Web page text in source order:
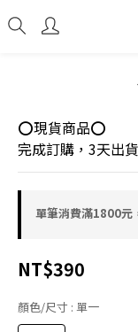
⭕現貨商品⭕
完成訂購，3天出
單筆消費滿1800
NT$390
顏色/尺寸 : 單一